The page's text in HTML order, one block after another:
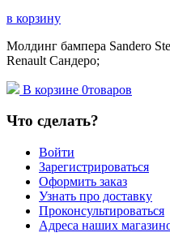
в корзину
Молдинг бампера Sandero
Renault Сандеро;
В корзине 0товаров
Что сделать?
Войти
Зарегистрироваться
Оформить заказ
Узнать про доставку
Проконсультироваться
Адреса наших